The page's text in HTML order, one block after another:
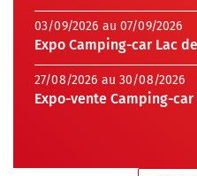
03/09/2026 au 07/09/2026
Expo Camping-car Lac
27/08/2026 au 30/08/2026
Expo-vente Camping-